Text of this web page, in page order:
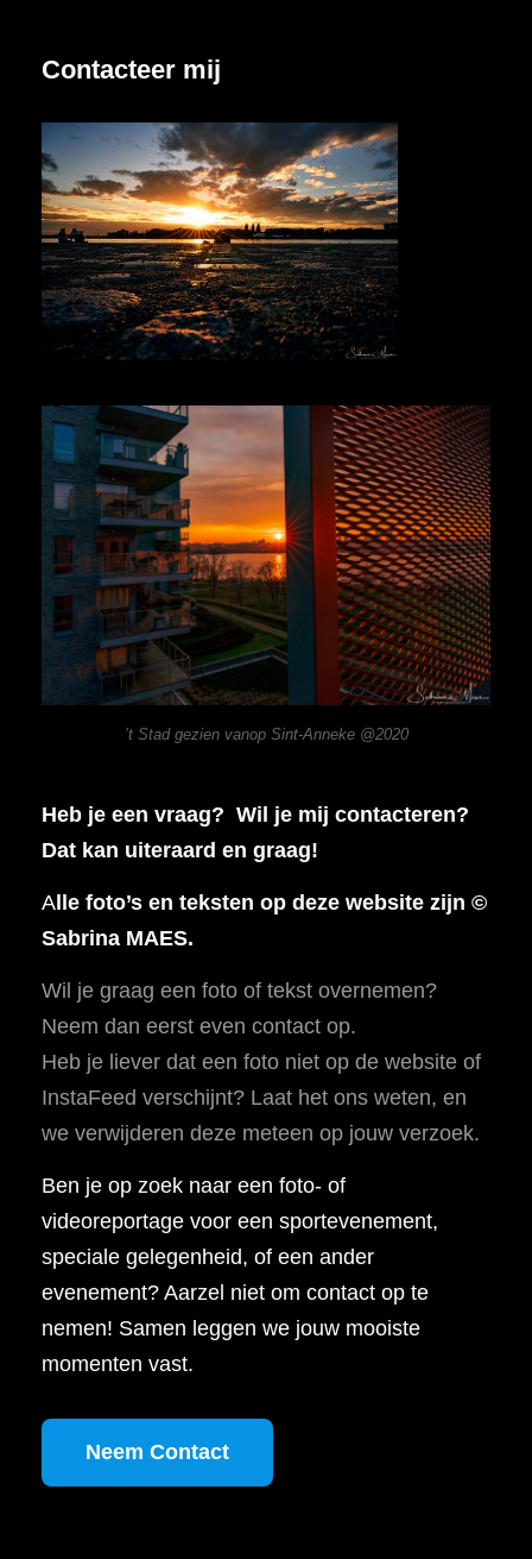
Contacteer mij
’t Stad gezien vanop Sint-Anneke @2020
Heb je een vraag? Wil je mij contacteren?
Dat kan uiteraard en graag!
Alle foto’s en teksten op deze website zijn ©
Sabrina MAES.
Wil je graag een foto of tekst overnemen?
Neem dan eerst even contact op.
Heb je liever dat een foto niet op de website of
InstaFeed verschijnt? Laat het ons weten, en
we verwijderen deze meteen op jouw verzoek.
Ben je op zoek naar een foto- of
videoreportage voor een sportevenement,
speciale gelegenheid, of een ander
evenement? Aarzel niet om contact op te
nemen! Samen leggen we jouw mooiste
momenten vast.
Neem Contact